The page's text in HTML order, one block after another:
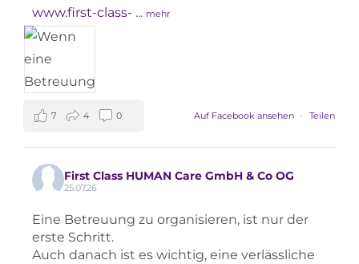
www.first-class- ... mehr
Auf Facebook ansehen · Teilen
7 4 0
First Class HUMAN Care GmbH & Co OG
25.07.26
Eine Betreuung zu organisieren, ist nur der
erste Schritt.
Auch danach ist es wichtig, eine verlässliche